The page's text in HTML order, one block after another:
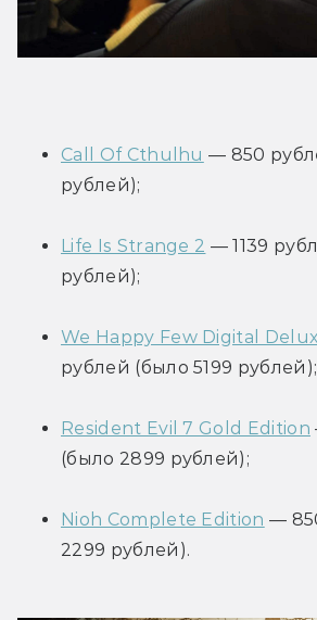
Call Of Cthulhu — 850
рублей);
Life Is Strange 2 — 1139
рублей);
We Happy Few Digital
рублей (было 5199 рублей);
Resident Evil 7 Gold Edition
(было 2899 рублей);
Nioh Complete Edition —
2299 рублей).